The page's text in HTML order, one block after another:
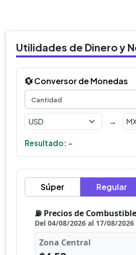
Utilidades de Dinero y
💱 Conversor de Monedas
→
Resultado: -
Súper Regular